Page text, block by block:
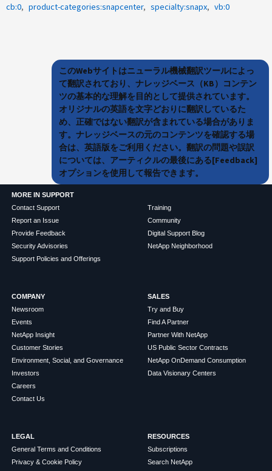
cb:0
product-categories:snapcenter specialty:snapx vb:0
このWebサイトはニューラル機械翻訳ツールによっ
て翻訳されており、ナレッジベース（KB）コンテン
ツの基本的な理解を目的として提供されています。
オリジナルの英語を文字どおりに翻訳しているた
め、正確ではない翻訳が含まれている場合がありま
す。ナレッジベースの元のコンテンツを確認する場
合は、英語版をご利用ください。翻訳の問題や誤訳
については、アーティクルの最後にある[Feedback]
オプションを使用して報告できます。
MORE IN SUPPORT
Contact Support
Report an Issue
Provide Feedback
Security Advisories
Support Policies and Offerings
Training
Community
Digital Support Blog
NetApp Neighborhood
COMPANY
Newsroom
Events
NetApp Insight
Customer Stories
Environment, Social, and Governance
Investors
Careers
Contact Us
SALES
Try and Buy
Find A Partner
Partner With NetApp
US Public Sector Contracts
NetApp OnDemand Consumption
Data Visionary Centers
LEGAL
General Terms and Conditions
Privacy & Cookie Policy
RESOURCES
Subscriptions
Search NetApp